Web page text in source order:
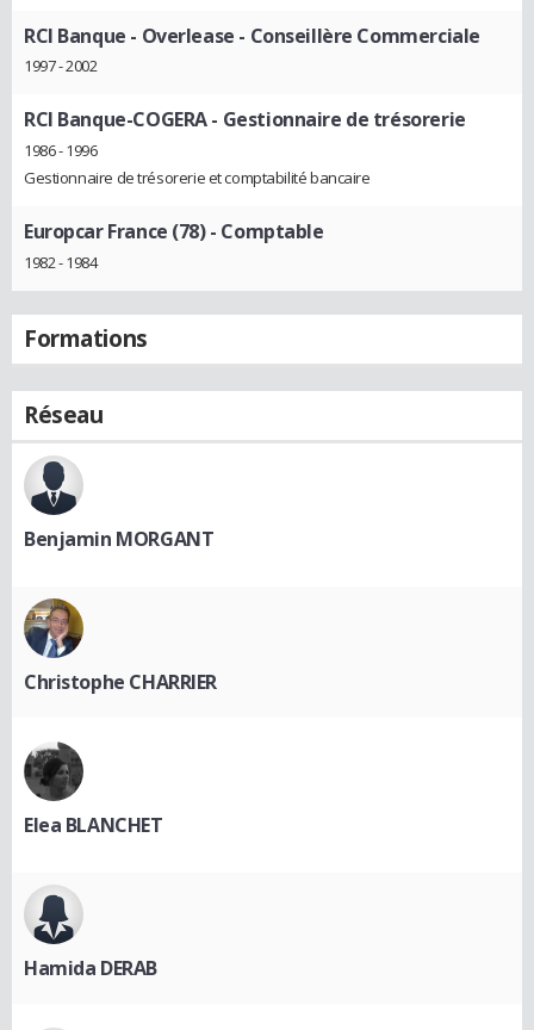
RCI Banque - Overlease - Conseillère Commerciale
1997 - 2002
RCI Banque-COGERA- Gestionnaire de trésorerie
1986 - 1996
Gestionnaire de trésorerie et comptabilité bancaire
Europcar France (78)- Comptable
1982 - 1984
Formations
Réseau
Benjamin MORGANT
Christophe CHARRIER
Elea BLANCHET
Hamida DERAB